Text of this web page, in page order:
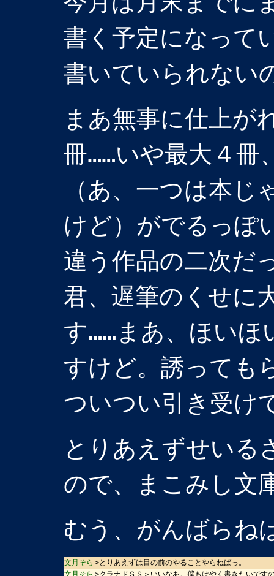
書く予定になって
書いていられない
まあ無事に仕上が
冊……いや最大４冊
（あ、一つは本
けど）がでるっぽ
違う作品の二次だ
君、遅筆のくせに
す……まあ、ほいほ
すけど。誘っても
ついつい引き受け
とりあえずせいる
ので、まこみし文
むう、がんばらね
文月そら >とりあえずは目の前のやることやらねばっ。
文月そら >クラナドＳＳ＞いいなあ。僕もはやく書きたいです